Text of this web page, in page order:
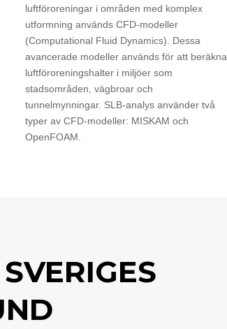
luftföroreningar i områden med komplex
utformning används CFD-modeller
(Computational Fluid Dynamics). Dessa
avancerade modeller används för att beräkna
luftföroreningshalter i miljöer som
stadsområden, vägbroar och
tunnelmynningar. SLB-analys använder två
typer av CFD-modeller: MISKAM och
OpenFOAM.